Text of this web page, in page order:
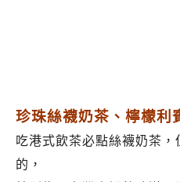
珍珠絲襪奶茶、檸檬利
吃港式飲茶必點絲襪奶茶，
的，